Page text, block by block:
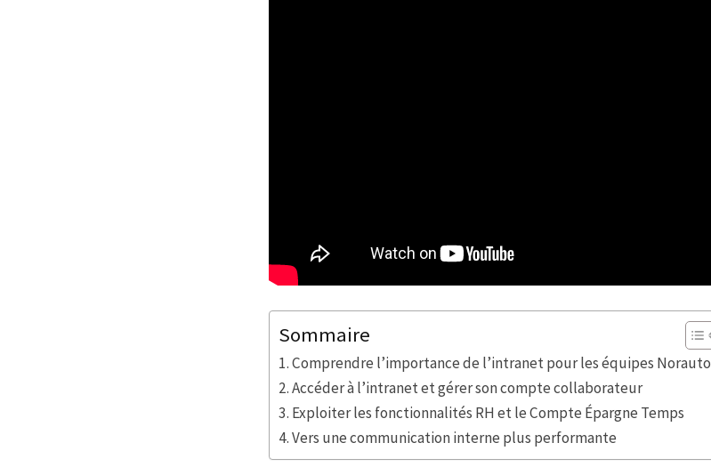
Sommaire
Comprendre l’importance de l’intranet pour les équipes Norauto
Accéder à l’intranet et gérer son compte collaborateur
Exploiter les fonctionnalités RH et le Compte Épargne Temps
Vers une communication interne plus performante